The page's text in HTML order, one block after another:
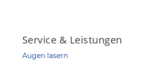
Service & Leistungen
Augen lasern